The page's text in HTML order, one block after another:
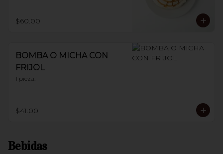
$60.00
BOMBA O MICHA CON
FRIJOL
1 pieza.
$41.00
Bebidas